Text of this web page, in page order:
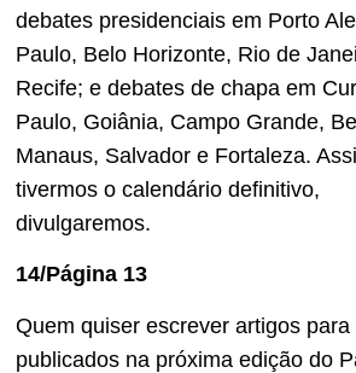
debates presidenciais em Porto
Paulo, Belo Horizonte, Rio de
Recife; e debates de chapa em
Paulo, Goiânia, Campo Grande,
Manaus, Salvador e Fortaleza.
tivermos o calendário definitivo,
divulgaremos.
14/Página 13
Quem quiser escrever artigos para
publicados na próxima edição do